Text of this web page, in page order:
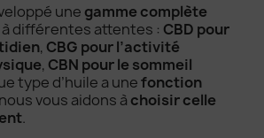
une gamme complète
différentes attentes : CBD pour
, CBG pour l’activité
, CBN pour le sommeil
type d’huile a unefonction
vous aidons à choisir celle
.